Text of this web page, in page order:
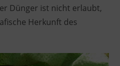
Dünger ist nicht erlaubt,
Herkunft des